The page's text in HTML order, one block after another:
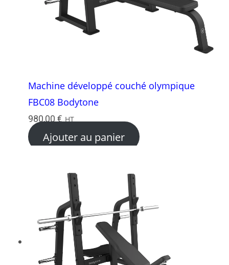
Machine développé couché olympique
FBC08 Bodytone
980,00 € HT
Ajouter au panier